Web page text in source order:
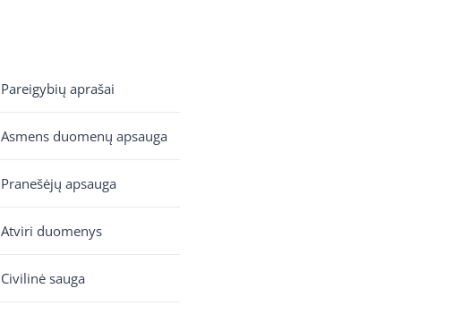
Pareigybių aprašai
Asmens duomenų apsauga
Pranešėjų apsauga
Atviri duomenys
Civilinė sauga